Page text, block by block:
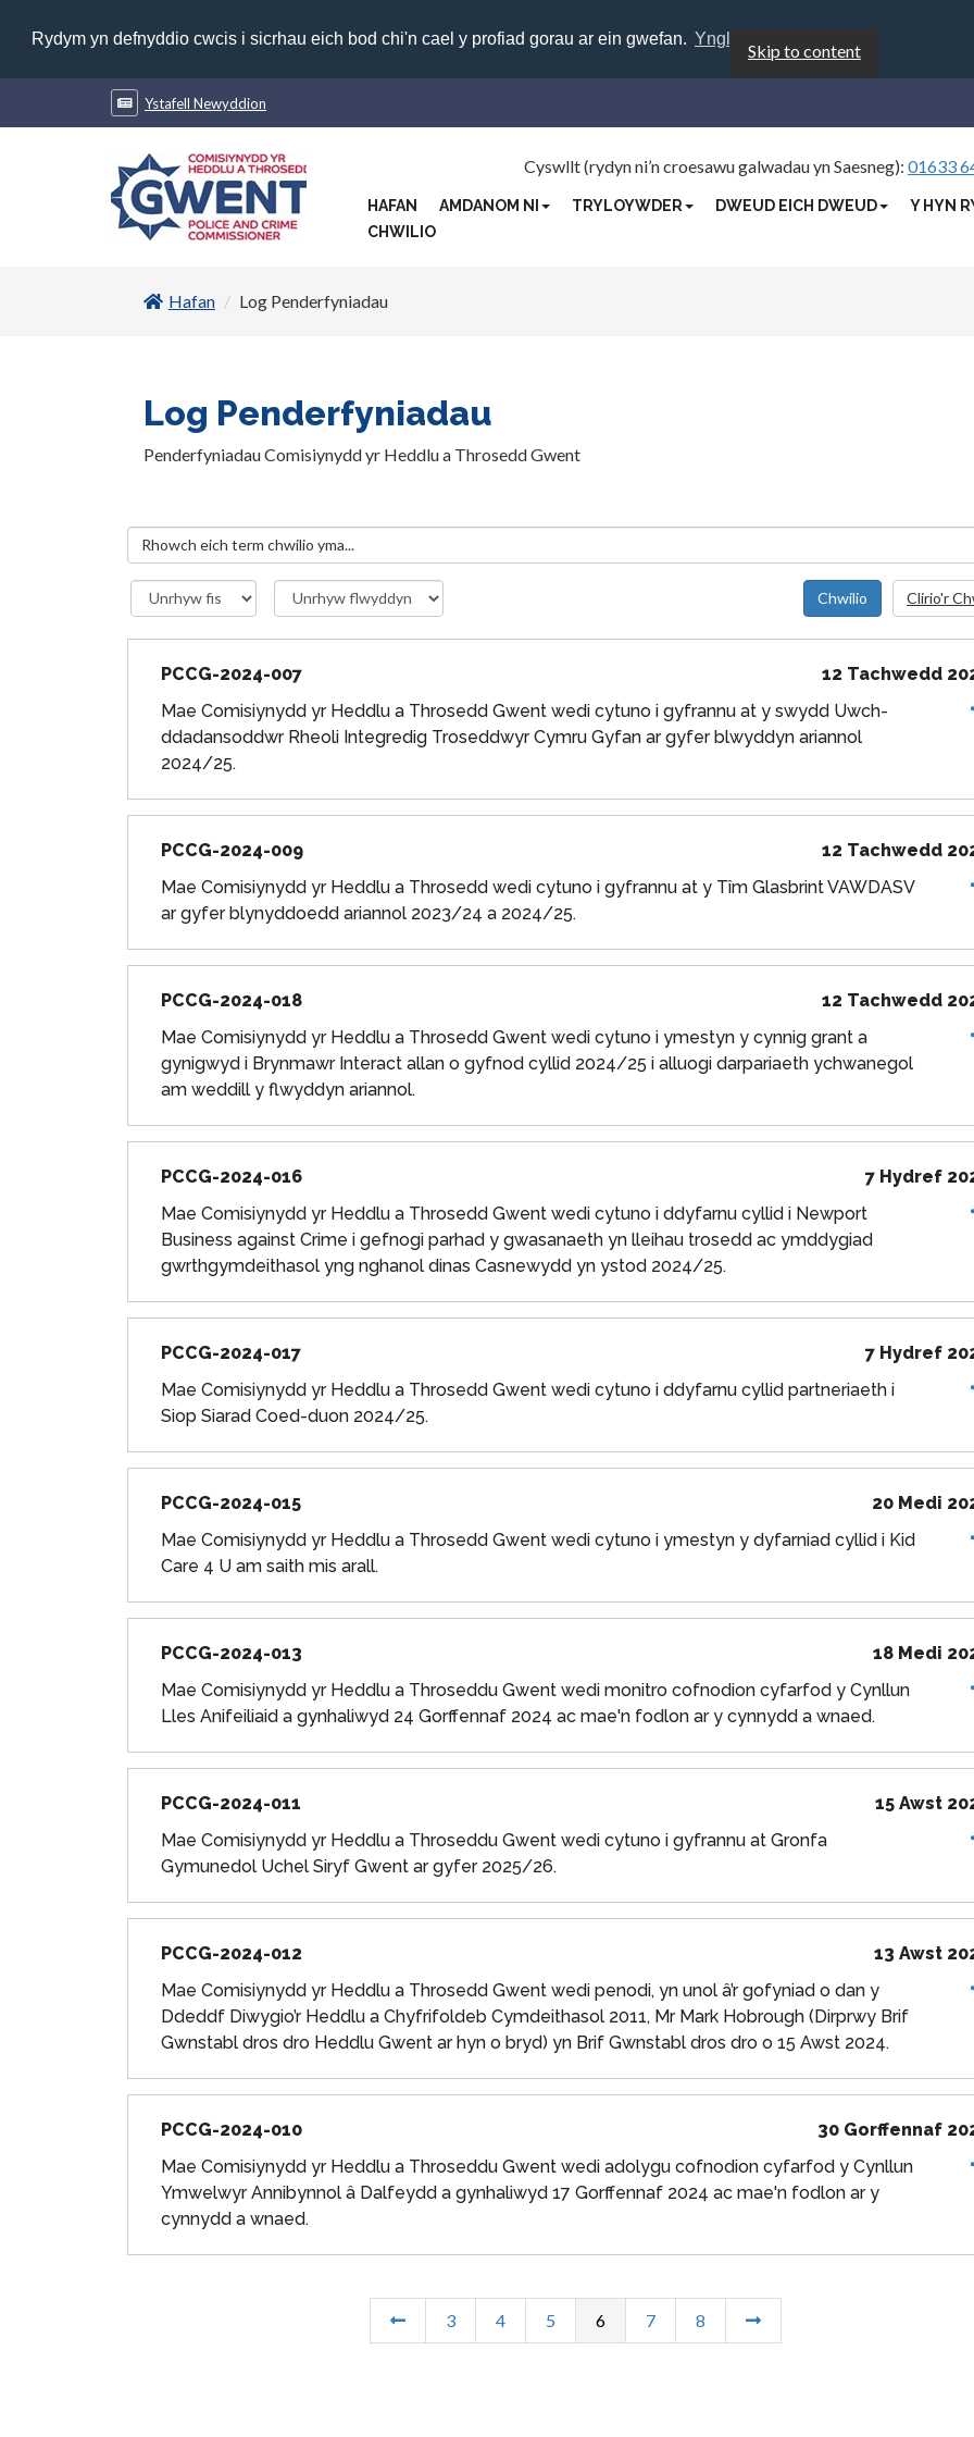
Rydym yn defnyddio cwcis i sicrhau eich bod chi'n cael y profiad gorau ar ein gwefan. Ynglŷn â chwcis
Skip to content
Ystafell Newyddion
Cyswllt (rydyn ni’n croesawu galwadau yn Saesneg): 01633
HAFAN AMDANOM NI TRYLOYWDER DWEUD EICH DWEUD Y HYN
CHWILIO
Hafan Log Penderfyniadau
Log Penderfyniadau
Penderfyniadau Comisiynydd yr Heddlu a Throsedd Gwent
Clirio'r
Chwilio
PCCG-2024-007
12 Tachwedd
Mae Comisiynydd yr Heddlu a Throsedd Gwent wedi cytuno i gyfrannu at y swydd Uwch-
ddadansoddwr Rheoli Integredig Troseddwyr Cymru Gyfan ar gyfer blwyddyn ariannol
2024/25.
PCCG-2024-009
12 Tachwedd
Mae Comisiynydd yr Heddlu a Throsedd wedi cytuno i gyfrannu at y Tîm Glasbrint VAWDASV
ar gyfer blynyddoedd ariannol 2023/24 a 2024/25.
PCCG-2024-018
12 Tachwedd
Mae Comisiynydd yr Heddlu a Throsedd Gwent wedi cytuno i ymestyn y cynnig grant a
gynigwyd i Brynmawr Interact allan o gyfnod cyllid 2024/25 i alluogi darpariaeth ychwanegol
am weddill y flwyddyn ariannol.
PCCG-2024-016
7 Hydref
Mae Comisiynydd yr Heddlu a Throsedd Gwent wedi cytuno i ddyfarnu cyllid i Newport
Business against Crime i gefnogi parhad y gwasanaeth yn lleihau trosedd ac ymddygiad
gwrthgymdeithasol yng nghanol dinas Casnewydd yn ystod 2024/25.
PCCG-2024-017
7 Hydref
Mae Comisiynydd yr Heddlu a Throsedd Gwent wedi cytuno i ddyfarnu cyllid partneriaeth i
Siop Siarad Coed-duon 2024/25.
PCCG-2024-015
20 Medi
Mae Comisiynydd yr Heddlu a Throsedd Gwent wedi cytuno i ymestyn y dyfarniad cyllid i Kid
Care 4 U am saith mis arall.
PCCG-2024-013
18 Medi
Mae Comisiynydd yr Heddlu a Throseddu Gwent wedi monitro cofnodion cyfarfod y Cynllun
Lles Anifeiliaid a gynhaliwyd 24 Gorffennaf 2024 ac mae'n fodlon ar y cynnydd a wnaed.
PCCG-2024-011
15 Awst
Mae Comisiynydd yr Heddlu a Throseddu Gwent wedi cytuno i gyfrannu at Gronfa
Gymunedol Uchel Siryf Gwent ar gyfer 2025/26.
PCCG-2024-012
13 Awst
Mae Comisiynydd yr Heddlu a Throsedd Gwent wedi penodi, yn unol â’r gofyniad o dan y
Ddeddf Diwygio’r Heddlu a Chyfrifoldeb Cymdeithasol 2011, Mr Mark Hobrough (Dirprwy Brif
Gwnstabl dros dro Heddlu Gwent ar hyn o bryd) yn Brif Gwnstabl dros dro o 15 Awst 2024.
PCCG-2024-010
30 Gorffennaf
Mae Comisiynydd yr Heddlu a Throseddu Gwent wedi adolygu cofnodion cyfarfod y Cynllun
Ymwelwyr Annibynnol â Dalfeydd a gynhaliwyd 17 Gorffennaf 2024 ac mae'n fodlon ar y
cynnydd a wnaed.
3 4 5 6 7 8